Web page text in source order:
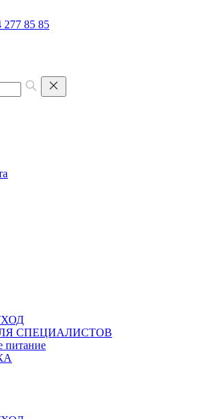
277 85 85
СПЕЦИАЛИСТОВ
питание